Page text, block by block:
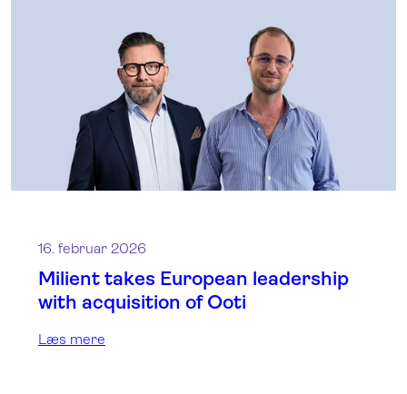
16. februar 2026
Milient takes European leadership
with acquisition of Ooti
Læs mere